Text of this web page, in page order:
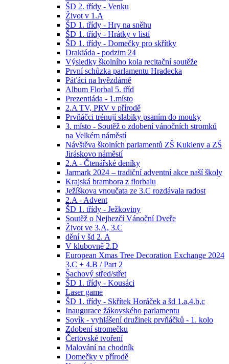
ŠD 2. třídy - Venku
Život v 1.A
ŠD 1. třídy - Hry na sněhu
ŠD 1. třídy - Hrátky v listí
ŠD 1. třídy - Domečky pro skřítky
Drakiáda - podzim 24
Výsledky školního kola recitační soutěže
První schůzka parlamentu Hradecka
Páťáci na hvězdárně
Album Florbal 5. tříd
Prezentiáda - 1.místo
2.A TV, PRV v přírodě
Prvňáčci trénují slabiky psaním do mouky
3. místo - Soutěž o zdobení vánočních stromků
na Velkém náměstí
Návštěva školních parlamentů ZŠ Kukleny a ZŠ
Jiráskovo náměstí
2.A - Čtenářské deníky
Jarmark 2024 – tradiční adventní akce naší školy
Krajská brambora z florbalu
Ježíškova vnoučata ze 3.C rozdávala radost
2.A - Advent
ŠD 1. třídy - Ježkoviny
Soutěž o Nejhezčí Vánoční Dveře
Život ve 3.A, 3.C
dění v šd 2. A
V klubovně 2.D
European Xmas Tree Decoration Exchange 2024
3.C + 4.B / Part 2
Šachový střed/střet
ŠD 1. třídy - Kousáci
Laser game
ŠD 1. třídy - Skřítek Horáček a šd 1.a,4.b,c
Inaugurace žákovského parlamentu
Sovík - vyhlášení družinek prvňáčků - 1. kolo
Zdobení stromečku
Čertovské tvoření
Malování na chodník
Domečky v přírodě